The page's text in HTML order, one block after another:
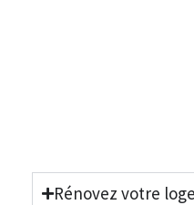
Rénovez votre